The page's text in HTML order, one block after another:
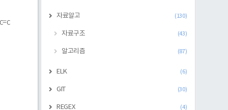
자료알고 (130)
자료구조 (43)
알고리즘 (87)
ELK (6)
GIT (30)
REGEX (4)